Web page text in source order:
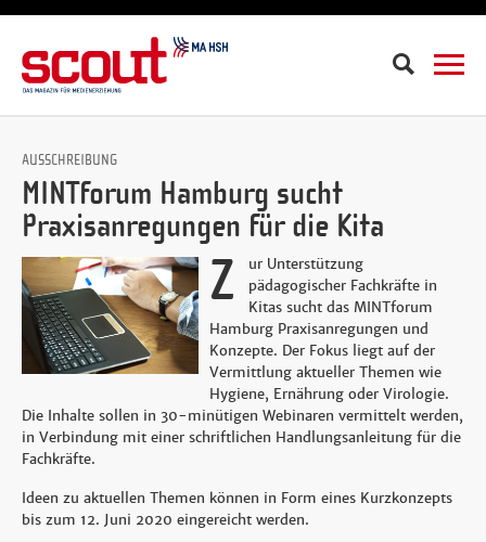
Suche
AUSSCHREIBUNG
MINTforum Hamburg sucht
Praxisanregungen für die Kita
Z
ur Unterstützung
pädagogischer Fachkräfte in
Kitas sucht das MINTforum
Hamburg Praxisanregungen und
Konzepte. Der Fokus liegt auf der
Vermittlung aktueller Themen wie
Hygiene, Ernährung oder Virologie.
Die Inhalte sollen in 30-minütigen Webinaren vermittelt werden,
in Verbindung mit einer schriftlichen Handlungsanleitung für die
Fachkräfte.
Ideen zu aktuellen Themen können in Form eines Kurzkonzepts
bis zum 12. Juni 2020 eingereicht werden.